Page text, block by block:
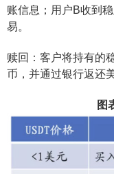
账信息；用户B收到
易。
赎回：客户将持有的
币，并通过银行返还
图